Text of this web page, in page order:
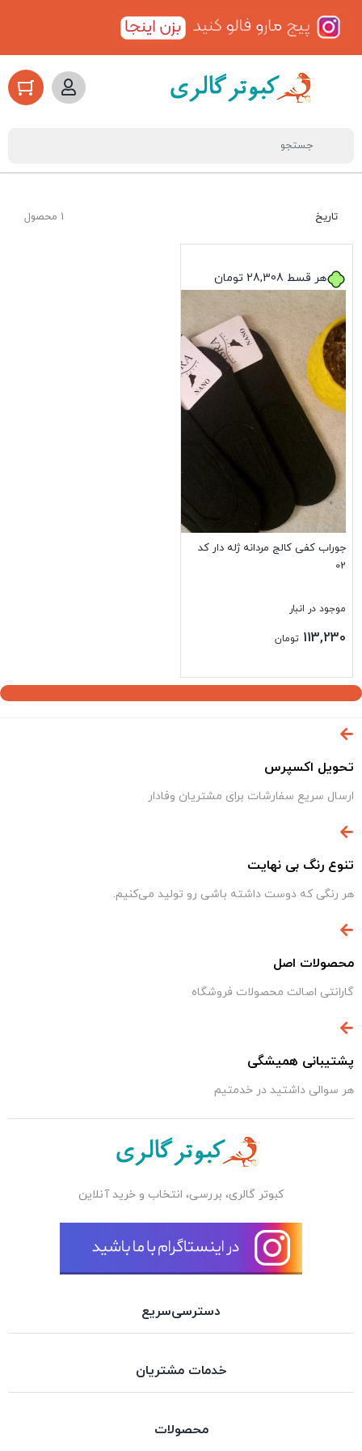
1 محصول تاریخ
هر قسط 28,308 تومان
جوراب کفی کالج مردانه ژله دار کد
02
موجود در انبار
113,230 تومان
تحویل اکسپرس
ارسال سریع سفارشات برای مشتریان وفادار
تنوع رنگ بی نهایت
هر رنگی که دوست داشته باشی رو تولید می‌کنیم.
محصولات اصل
گارانتی اصالت محصولات فروشگاه
پشتیبانی همیشگی
هر سوالی داشتید در خدمتیم
کبوتر گالری، بررسی، انتخاب و خرید آنلاین
دسترسی‌سریع
خدمات مشتریان
محصولات